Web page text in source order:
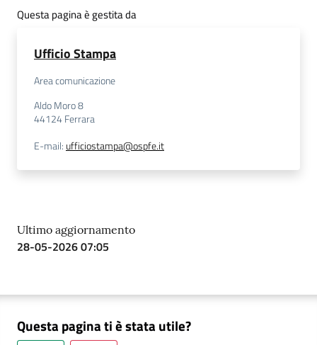
Questa pagina è gestita da
Ufficio Stampa
Area comunicazione
Aldo Moro 8
44124Ferrara
E-mail: ufficiostampa@ospfe.it
Ultimo aggiornamento
28-05-2026 07:05
Questa pagina ti è stata utile?